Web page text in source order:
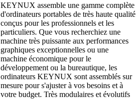
KEYNUX assemble une gamme complète
d'ordinateurs portables de très haute qualité
conçus pour les professionnels et les
particuliers. Que vous recherchiez une
machine très puissante aux performances
graphiques exceptionnelles ou une
machine économique pour le
développement ou la bureautique, les
ordinateurs KEYNUX sont assemblés sur
mesure pour s'ajuster à vos besoins et à
votre budget. Très modulaires et évolutifs